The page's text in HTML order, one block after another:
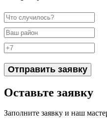
Отправить заявку
Оставьте заявку
Заполните заявку и наш